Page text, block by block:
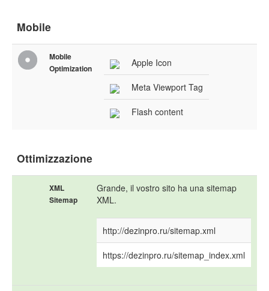
Mobile
Mobile
Optimization
Apple Icon
Meta Viewport Tag
Flash content
Ottimizzazione
XML
Sitemap
Grande, il vostro sito ha una sitemap
XML.
http://dezinpro.ru/sitemap.xml
https://dezinpro.ru/sitemap_index.xml